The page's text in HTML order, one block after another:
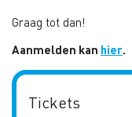
Graag tot dan!
Aanmelden kan hier.
Tickets